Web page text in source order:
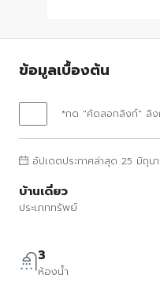
ข้อมูลเบื้องต้น
*กด "คัดลอกลิงก์" ลิงก์
อัปเดตประกาศล่าสุด 25 มิถุน
บ้านเดี่ยว
ประเภททรัพย์
3
ห้องน้ำ